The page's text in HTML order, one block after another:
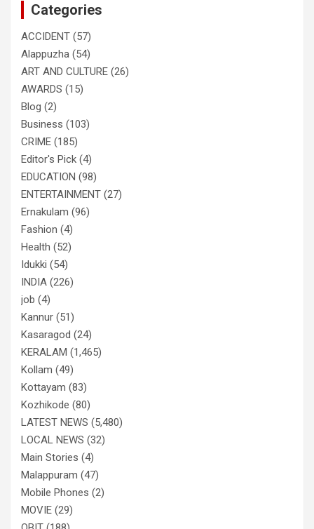
Categories
ACCIDENT (57)
Alappuzha (54)
ART AND CULTURE (26)
AWARDS (15)
Blog (2)
Business (103)
CRIME (185)
Editor's Pick (4)
EDUCATION (98)
ENTERTAINMENT (27)
Ernakulam (96)
Fashion (4)
Health (52)
Idukki (54)
INDIA (226)
job (4)
Kannur (51)
Kasaragod (24)
KERALAM (1,465)
Kollam (49)
Kottayam (83)
Kozhikode (80)
LATEST NEWS (5,480)
LOCAL NEWS (32)
Main Stories (4)
Malappuram (47)
Mobile Phones (2)
MOVIE (29)